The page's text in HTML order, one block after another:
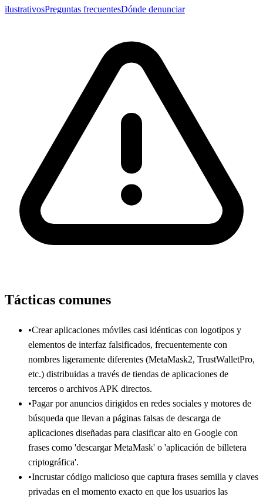
ilustrativosPreguntas frecuentesDónde denunciar
Tácticas comunes
•Crear aplicaciones móviles casi idénticas con logotipos y
elementos de interfaz falsificados, frecuentemente con
nombres ligeramente diferentes (MetaMask2, TrustWalletPro,
etc.) distribuidas a través de tiendas de aplicaciones de
terceros o archivos APK directos.
•Pagar por anuncios dirigidos en redes sociales y motores de
búsqueda que llevan a páginas falsas de descarga de
aplicaciones diseñadas para clasificar alto en Google con
frases como 'descargar MetaMask' o 'aplicación de billetera
criptográfica'.
•Incrustar código malicioso que captura frases semilla y claves
privadas en el momento exacto en que los usuarios las